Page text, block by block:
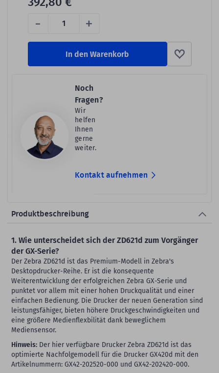
- +
392,80 €
In den Warenkorb
Noch
Fragen?
Wir
helfen
Ihnen
gerne
weiter.
Kontakt aufnehmen
Produktbeschreibung
1. Wie unterscheidet sich der ZD621d zum Vorgänger
der GX-Serie?
Der Zebra ZD621d ist das Premium-Modell in Zebra's
Desktopdrucker-Reihe. Er ist die konsequente
Weiterentwicklung der erfolgreichen Zebra GX-Serie und
punktet vor allem mit einer hohen Druckqualität und einer
einfachen Bedienung. Die Drucker der neuen Generation sind
leistungsfähiger, bieten höhere Druckgeschwindigkeiten und
eine größere Medienflexbilität dank beweglichem
Mediensensor.
Hinweis: Der hier verfügbare Drucker Zebra ZD621d ist das
optimierte Nachfolgemodell für die Drucker GX420d mit den
Artikelnummern: GX42-202520-000 und GX42-202420-000.